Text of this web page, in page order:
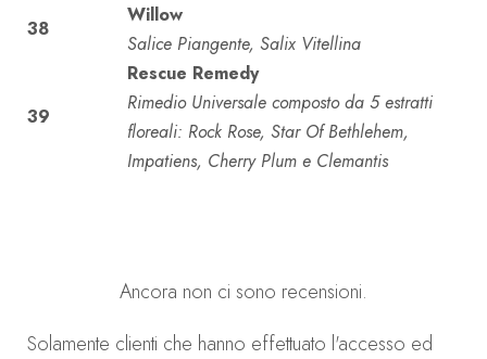
38
Willow
Salice Piangente, Salix Vitellina
39
Rescue Remedy
Rimedio Universale composto da 5 estratti
floreali: Rock Rose, Star Of Bethlehem,
Impatiens, Cherry Plum e Clemantis
Ancora non ci sono recensioni.
Solamente clienti che hanno effettuato l'accesso ed